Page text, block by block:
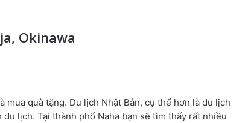
Okinawa
quà tặng. Du lịch Nhật Bản, cụ thể hơn là du lịch
lịch. Tại thành phố Naha bạn sẽ tìm thấy rất nhiều